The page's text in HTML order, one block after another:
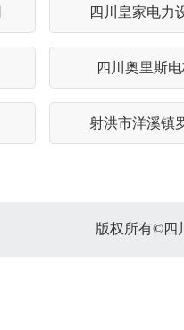
四川皇家电力
四川奥里斯
射洪市洋溪镇
版权所有©四